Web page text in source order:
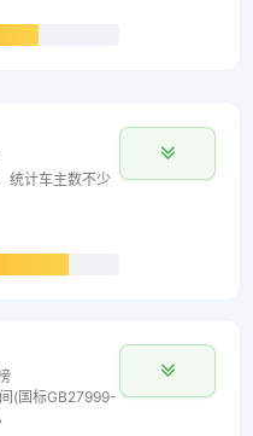
统计车主数不少
(国标GB27999-